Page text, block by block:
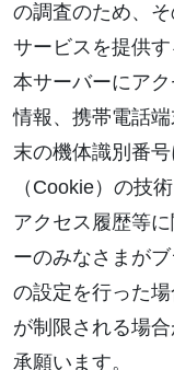
の調査のため、
サービスを提供
本サーバーにア
情報、携帯電話
末の機体識別番
（Cookie）の技
アクセス履歴等
ーのみなさまが
の設定を行った
が制限される場
承願います。